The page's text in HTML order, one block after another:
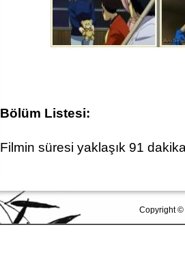
Bölüm Listesi:
Filmin süresi yaklaşık 91
Copyright ©